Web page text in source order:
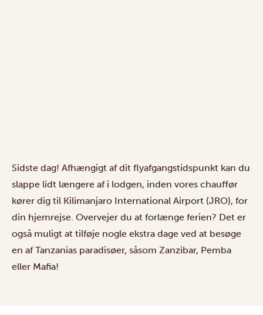
Sidste dag! Afhængigt af dit flyafgangstidspunkt kan du
slappe lidt længere af i lodgen, inden vores chauffør
kører dig til Kilimanjaro International Airport (JRO), for
din hjemrejse. Overvejer du at forlænge ferien? Det er
også muligt at tilføje nogle ekstra dage ved at besøge
en afTanzanias paradisøer, såsom Zanzibar, Pemba
eller Mafia!